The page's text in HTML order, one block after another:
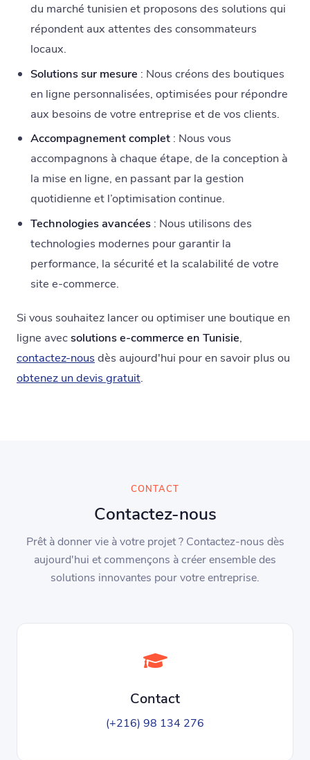
du marché tunisien et proposons des solutions qui
répondent aux attentes des consommateurs
locaux.
Solutions sur mesure : Nous créons des boutiques
en ligne personnalisées, optimisées pour répondre
aux besoins de votre entreprise et de vos clients.
Accompagnement complet: Nous vous
accompagnons à chaque étape, de la conception à
la mise en ligne, en passant par la gestion
quotidienne et l’optimisation continue.
Technologies avancées: Nous utilisons des
technologies modernes pour garantir la
performance, la sécurité et la scalabilité de votre
site e-commerce.
Si vous souhaitez lancer ou optimiser une boutique en
ligne avecsolutions e-commerce en Tunisie,
contactez-nous dès aujourd'hui pour en savoir plus ou
obtenez un devis gratuit.
CONTACT
Contactez-nous
Prêt à donner vie à votre projet ? Contactez-nous dès
aujourd'hui et commençons à créer ensemble des
solutions innovantes pour votre entreprise.
Contact
(+216) 98 134 276